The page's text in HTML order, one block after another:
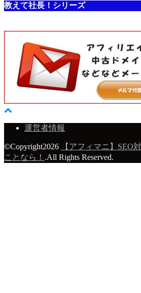
教えて社長！シリーズ
運営者情報
©Copyright2026
【アフィマニ】SEO
ことなら！ .All Rights Reserved.